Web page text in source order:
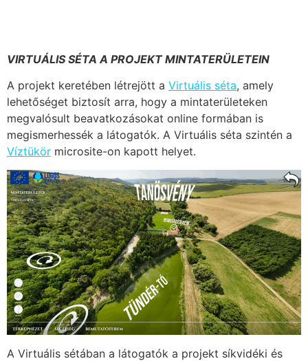
VIRTUÁLIS SÉTA A PROJEKT MINTATERÜLETEIN
A projekt keretében létrejött a Virtuális séta, amely
lehetőséget biztosít arra, hogy a mintaterületeken
megvalósult beavatkozásokat online formában is
megismerhessék a látogatók. A Virtuális séta szintén a
Víztükör microsite-on kapott helyet.
A Virtuális sétában a látogatók a projekt síkvidéki és